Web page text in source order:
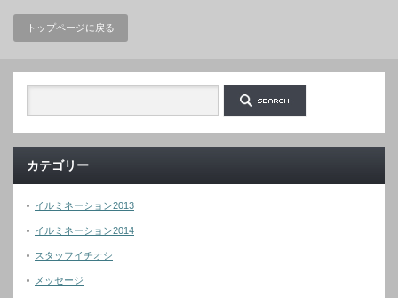
トップページに戻る
カテゴリー
イルミネーション2013
イルミネーション2014
スタッフイチオシ
メッセージ